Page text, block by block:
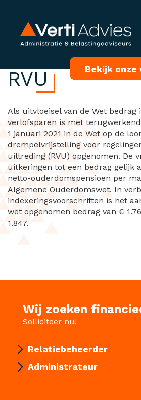
Bekijk
RVU
Als uitvloeisel van de Wet bedrag
verlofsparen is met
1 januari 2021 in de Wet op de
drempelvrijstelling voor
uittreding (RVU) opgenomen. De
uitkeringen tot een bedrag gelijk
netto-ouderdomspensioen per
Algemene Ouderdomswet. In
indexeringsvoorschriften is het
wet opgenomen bedrag van €
1.847.
Wij zoeken
Solliciteer nu!
Relatiebeheerder
Administrateur